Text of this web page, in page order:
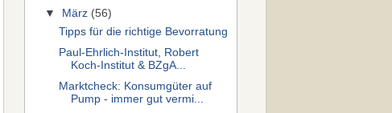
▼
März (56)
Tipps für die richtige Bevorratung
Paul-Ehrlich-Institut, Robert
Koch-Institut & BZgA...
Marktcheck: Konsumgüter auf
Pump - immer gut vermi...